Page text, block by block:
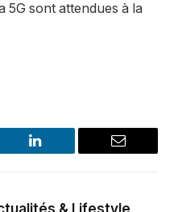
5G sont attendues à la
LinkedIn Email
& Lifestyle